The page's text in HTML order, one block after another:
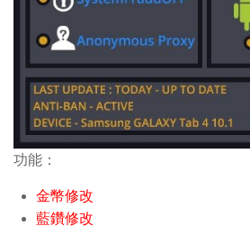
功能：
金幣修改
藍鑽修改